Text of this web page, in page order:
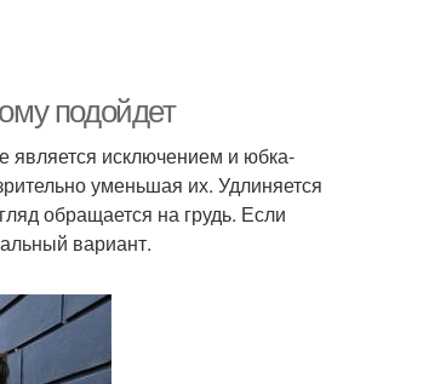
подойдет
является исключением и юбка-
уменьшая их. Удлиняется
обращается на грудь. Если
вариант.